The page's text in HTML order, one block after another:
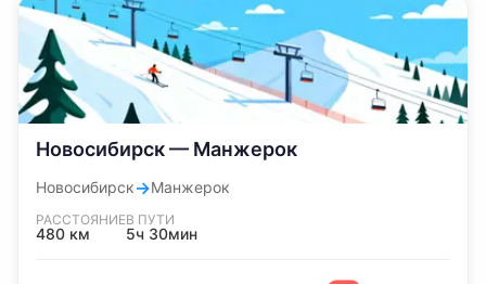
Новосибирск — Манжерок
Новосибирск→Манжерок
РАССТОЯНИЕ
480 км
В ПУТИ
5ч 30мин